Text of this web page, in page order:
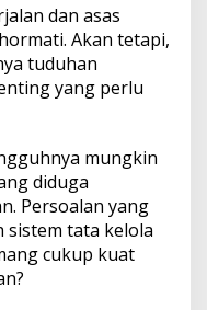
dan asas
Akan tetapi,
tuduhan
yang perlu
mungkin
diduga
Persoalan yang
sistem tata kelola
cukup kuat